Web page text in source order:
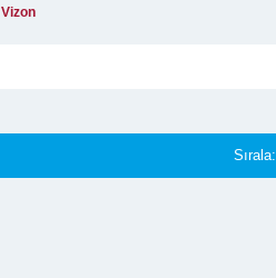
Vizon
Sırala: